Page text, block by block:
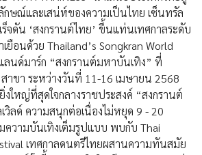
กษณ์และเสน่ห์ของความเป็นไทย เซ็นทรัล
จดัน ‘สงกรานต์ไทย’ ขึ้นแท่นเทศกาลระดับ
ยือนด้วย Thailand’s Songkran World
ลนด์มาร์ก “สงกรานต์มหาบันเทิง” ที่
าขา ระหว่างวันที่ 11-16 เมษายน 2568
ใหญ่ที่สุดใจกลางราชประสงค์ “สงกรานต์
วิลด์ ความสนุกต่อเนื่องไม่หยุด 9 - 20
วามบันเทิงเต็มรูปแบบ พบกับ Thai
เทศกาลดนตรีไทยผสานความทันสมัย